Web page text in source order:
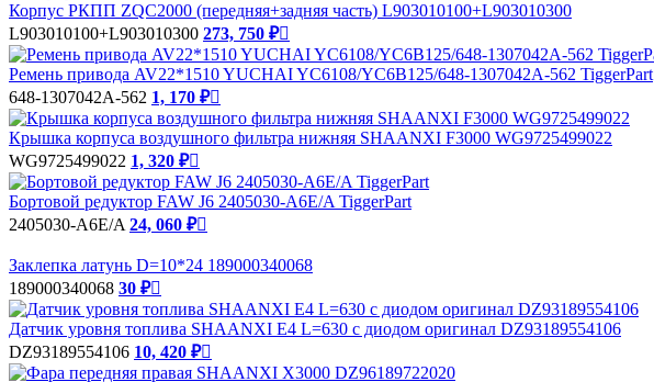
Корпус РКПП ZQC2000 (передняя+задняя часть) L903010100+L903010300
L903010100+L903010300 273, 750 ₽
Ремень привода AV22*1510 YUCHAI YC6108/YC6B125/648-1307042A-562 TiggerPart
648-1307042A-562 1, 170 ₽
Крышка корпуса воздушного фильтра нижняя SHAANXI F3000 WG9725499022
WG9725499022 1, 320 ₽
Бортовой редуктор FAW J6 2405030-A6E/A TiggerPart
2405030-A6E/A 24, 060 ₽
Заклепка латунь D=10*24 189000340068
189000340068 30 ₽
Датчик уровня топлива SHAANXI E4 L=630 с диодом оригинал DZ93189554106
DZ93189554106 10, 420 ₽